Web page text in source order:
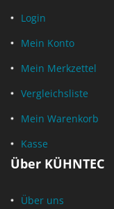
Login
Mein Konto
Mein Merkzettel
Vergleichsliste
Mein Warenkorb
Kasse
Über KÜHNTEC
Über uns